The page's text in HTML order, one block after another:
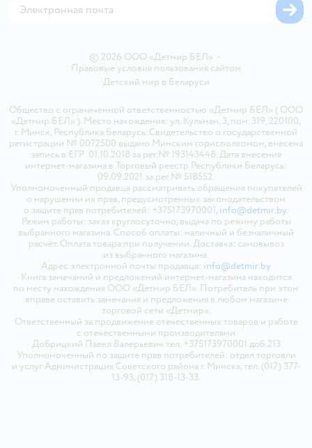
© 2026 ООО «Детмир БЕЛ» •
Правовые условия пользования сайтом
Детский мир в Беларуси
Общество с ограниченной ответственностью «Детмир БЕЛ» ( ООО
«Детмир БЕЛ» ). Место нахождения: ул. Кульман, 3, пом. 319, 220100,
г. Минск, Республика Беларусь. Свидетельство о государственной
регистрации № 0072500 выдано Минским горисполкомом, внесена
запись в ЕГР 01.10.2018 за рег.№ 193143448. Дата внесения
интернет-магазина в Торговый реестр Республики Беларусь:
09.09.2021 за рег.№ 518552.
Уполномоченный продавца рассматривать обращения покупателей
о нарушении их прав, предусмотренных законодательством
о защите прав потребителей: +375173970001, info@detmir.by.
Режим работы: заказ круглосуточно, выдача по режиму работы
выбранного магазина. Способ оплаты: наличный и безналичный
расчёт. Оплата товара при получении. Доставка: самовывоз
из выбранного магазина.
Адрес электронной почты продавца: info@detmir.by
Книга замечаний и предложений интернет-магазина находится
по месту нахождения ООО «Детмир БЕЛ». Потребитель при этом
вправе оставить замечания и предложения в любом магазине
торговой сети «Детмир».
Ответственный за продвижение отечественных товаров и работе
с отечественными производителями
Добрицкий Павел Валерьевич тел. +375173970001 доб.213
Уполномоченный по защите прав потребителей: отдел торговли
и услуг Администрация Советского района г. Минска, тел. (017) 377-
13-93, (017) 318-13-33.